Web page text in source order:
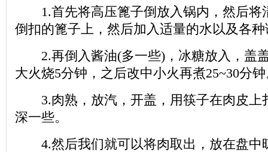
1.首先将高压篦子倒放入锅内，然后将
倒扣的篦子上，然后加入适量的水以及各
2.再倒入酱油(多一些)，冰糖放入，盖
大火烧5分钟，之后改中小火再煮25~30分
3.肉熟，放汽，开盖，用筷子在肉皮上
深一些。
4.然后我们就可以将肉取出，放在盘中